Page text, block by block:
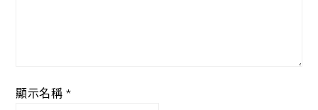
顯示名稱 *